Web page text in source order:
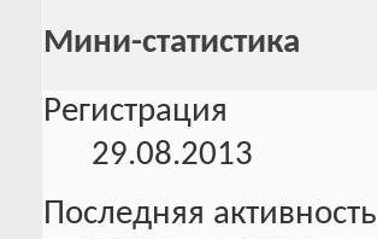
Мини-статистика
Регистрация
29.08.2013
Последняя активность